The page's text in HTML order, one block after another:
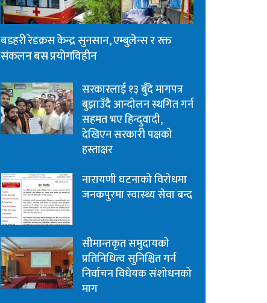
बडहरी रेडक्रस केन्द्र सुनसान, एम्बुलेन्स र रक्त
संकलन बस प्रयोगविहीन
सरकारलाई १३ बुँदे मागपत्र
बुझाउँदै आन्दोलन स्थगित गर्न
सहमत भए हिन्दुवादी,
देखिएन सरकारी पक्षको
हस्ताक्षर
नारायणी घटनाको विरोधमा
जनकपुरमा स्वास्थ्य सेवा बन्द
सीमान्तकृत समुदायको
प्रतिनिधित्व सुनिश्चित गर्न
निर्वाचन विधेयक संशोधनको
माग